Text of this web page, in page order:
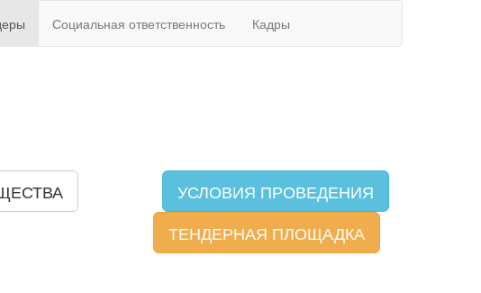
Социальная ответственность Кадры
УСЛОВИЯ ПРОВЕДЕНИЯ
ТЕНДЕРНАЯ ПЛОЩАДКА